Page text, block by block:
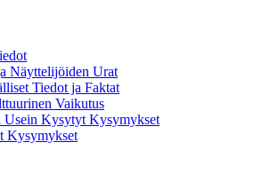
Näyttelijöiden Urat
Tiedot ja Faktat
Vaikutus
Usein Kysytyt Kysymykset
Kysymykset